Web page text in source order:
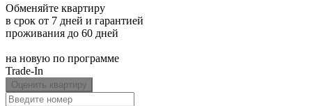
Обменяйте квартиру
в срок от 7 дней и гарантией
проживания до 60 дней
на новую по программе
Trade-In